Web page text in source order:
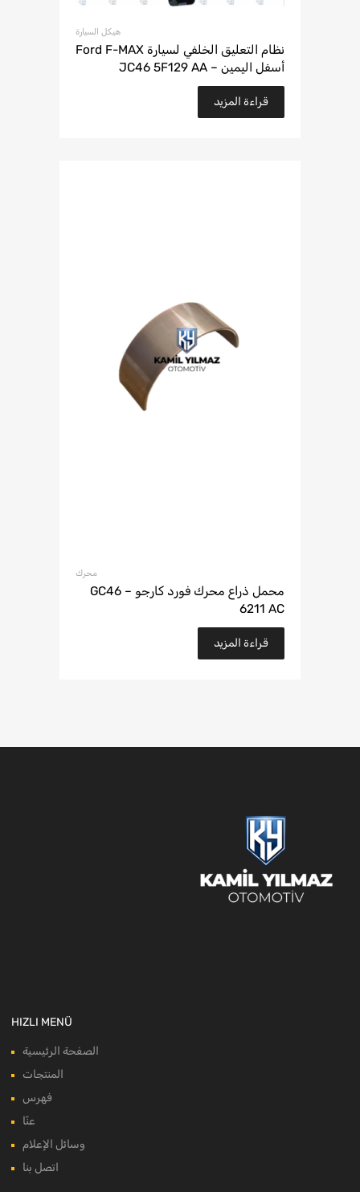
هيكل السيارة
نظام التعليق الخلفي لسيارة Ford F-MAX
أسفل اليمين – JC46 5F129 AA
قراءة المزيد
محرك
محمل ذراع محرك فورد كارجو – GC46
6211 AC
قراءة المزيد
HIZLI MENÜ
الصفحة الرئيسية
المنتجات
فهرس
عنّا
وسائل الإعلام
اتصل بنا